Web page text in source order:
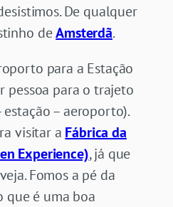
De qualquer
deAmsterdã.
para a Estação
pessoa para o trajeto
– aeroporto).
visitar a Fábrica da
Experience), já que
Fomos a pé da
que é uma boa